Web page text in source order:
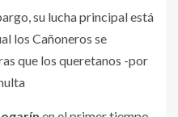
su lucha principal está
los Cañoneros se
que los queretanos -por